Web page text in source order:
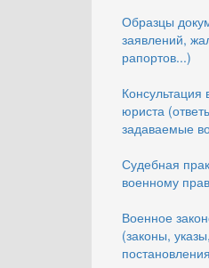
Образцы
заявлений,
рапортов...)
Консультация
юриста
задаваемые
Судебная
военному
Военное
(законы, указы,